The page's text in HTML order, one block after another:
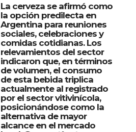
La cerveza se afirmó como
la opción predilecta en
Argentina para reuniones
sociales, celebraciones y
comidas cotidianas. Los
relevamientos del sector
indicaron que, en términos
de volumen, el consumo
de esta bebida triplica
actualmente al registrado
por el sector vitivinícola,
posicionándose como la
alternativa de mayor
alcance en el mercado